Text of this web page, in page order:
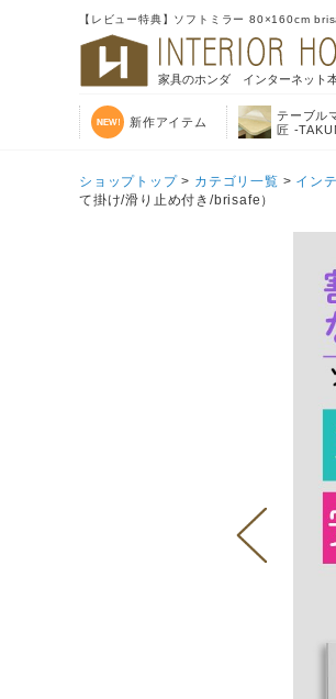
【レビュー特典】ソフトミラー 80×160cm
家具のホンダ インターネット
新作アイテム
テーブル
匠 -
ショップトップ> カテゴリ一覧 > イン
て掛け/滑り止め付き/brisafe）